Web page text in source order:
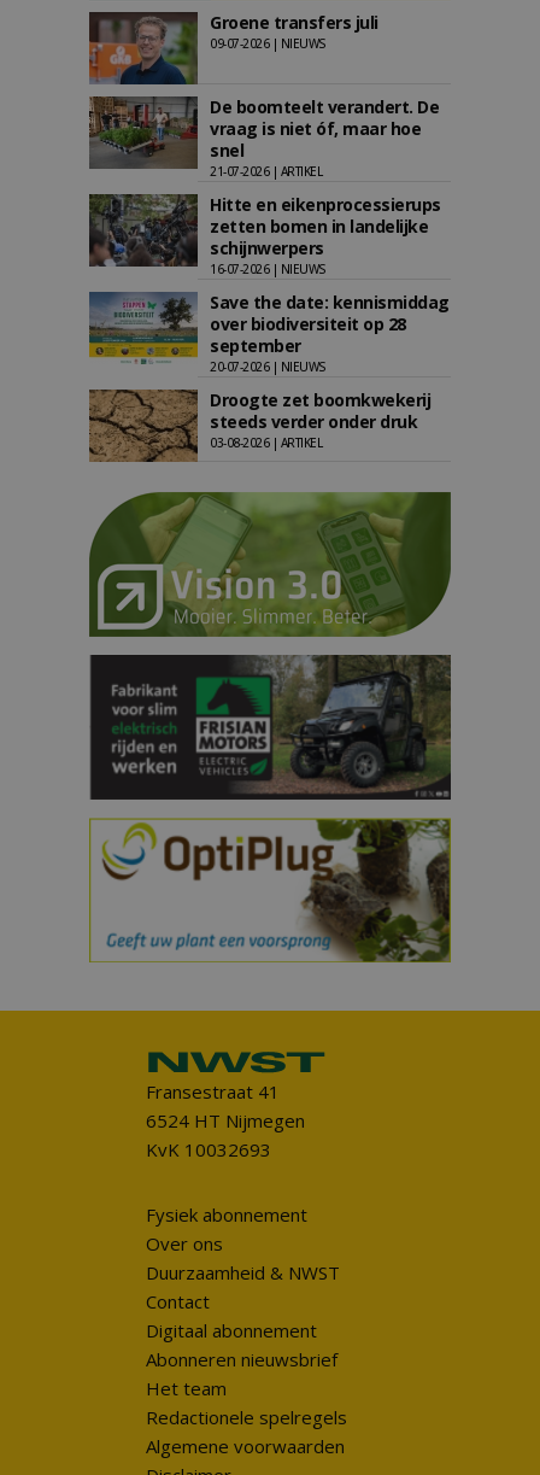
Groene transfers juli
09-07-2026 | NIEUWS
De boomteelt verandert. De
vraag is niet óf, maar hoe
snel
21-07-2026 | ARTIKEL
Hitte en eikenprocessierups
zetten bomen in landelijke
schijnwerpers
16-07-2026 | NIEUWS
Save the date: kennismiddag
over biodiversiteit op 28
september
20-07-2026 | NIEUWS
Droogte zet boomkwekerij
steeds verder onder druk
03-08-2026 | ARTIKEL
Fransestraat 41
6524 HT Nijmegen
KvK 10032693
Fysiek abonnement
Over ons
Duurzaamheid & NWST
Contact
Digitaal abonnement
Abonneren nieuwsbrief
Het team
Redactionele spelregels
Algemene voorwaarden